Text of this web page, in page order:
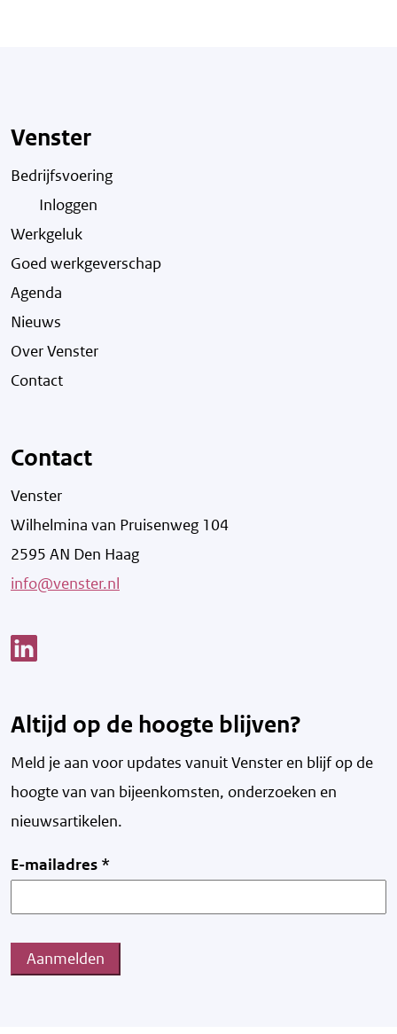
Venster
Bedrijfsvoering
Inloggen
Werkgeluk
Goed werkgeverschap
Agenda
Nieuws
Over Venster
Contact
Contact
Venster
Wilhelmina van Pruisenweg 104
2595 AN Den Haag
info@venster.nl
Altijd op de hoogte blijven?
Meld je aan voor updates vanuit Venster en blijf op de
hoogte van van bijeenkomsten, onderzoeken en
nieuwsartikelen.
E-mailadres *
Aanmelden